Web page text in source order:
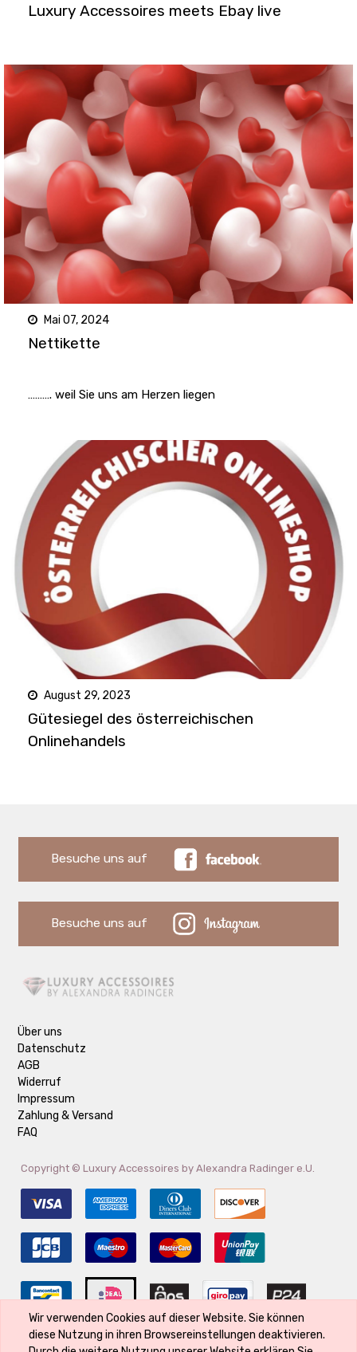
Wir verwenden Cookies auf dieser Website. Sie können
diese Nutzung in ihren Browsereinstellungen deaktivieren.
Luxury Accessoires meets Ebay live
Mai 07, 2024
Nettikette
………. weil Sie uns am Herzen liegen
August 29, 2023
Gütesiegel des österreichischen
Onlinehandels
Besuche uns auf
Besuche uns auf
Über uns
Datenschutz
AGB
Widerruf
Impressum
Zahlung & Versand
FAQ
Copyright © Luxury Accessoires by Alexandra Radinger e.U.
Der Markenname ist Eigentum des Rechte-Inhabers und wird verwendet,